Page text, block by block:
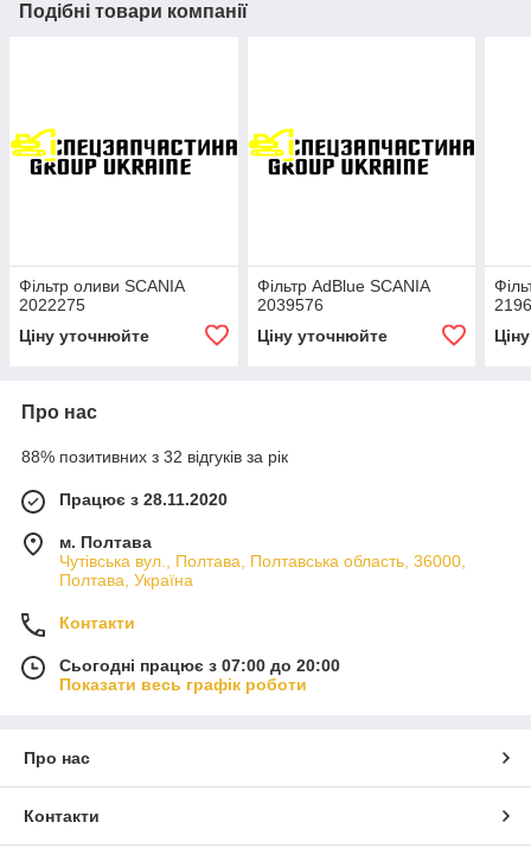
Подібні товари компанії
Фільтр оливи SCANIA
2022275
Ціну уточнюйте
Фільтр AdBlue SCANIA
2039576
Ціну уточнюйте
Про нас
88% позитивних з 32 відгуків за рік
Працює з 28.11.2020
м. Полтава
Чутівська вул., Полтава, Полтавська область, 36000,
Полтава, Україна
Контакти
Сьогодні працює з 07:00 до 20:00
Показати весь графік роботи
Про нас
Контакти